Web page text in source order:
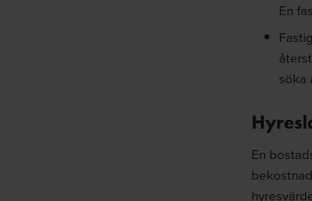
En
söka
En